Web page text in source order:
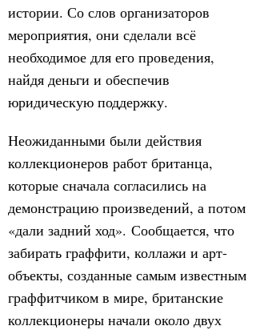
истории. Со слов организаторов
мероприятия, они сделали всё
необходимое для его проведения,
найдя деньги и обеспечив
юридическую поддержку.
Неожиданными были действия
коллекционеров работ британца,
которые сначала согласились на
демонстрацию произведений, а потом
«дали задний ход». Сообщается, что
забирать граффити, коллажи и арт-
объекты, созданные самым известным
граффитчиком в мире, британские
коллекционеры начали около двух